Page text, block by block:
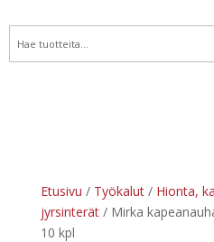
Etusivu / Työkalut/ Hionta,
jyrsinterät/ Mirka
10 kpl